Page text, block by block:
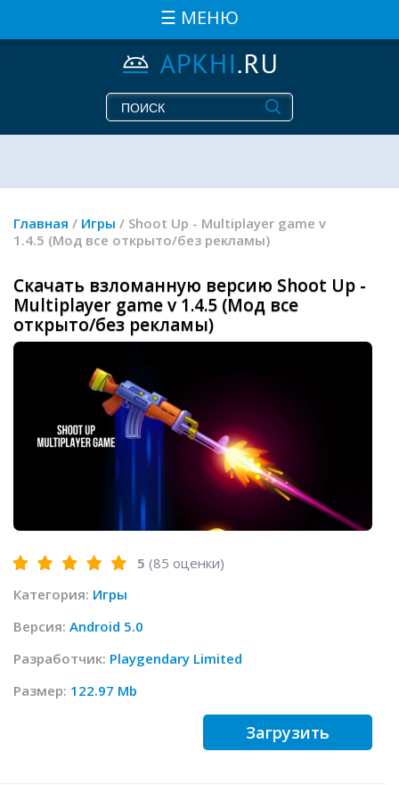
☰ МЕНЮ
Главная / Игры / Shoot Up - Multiplayer game v
1.4.5 (Мод все открыто/без рекламы)
Скачать взломанную версию Shoot Up -
Multiplayer game v 1.4.5 (Мод все
открыто/без рекламы)
5 (85 оценки)
Категория: Игры
Версия: Android 5.0
Разработчик: Playgendary Limited
Размер: 122.97 Mb
Загрузить